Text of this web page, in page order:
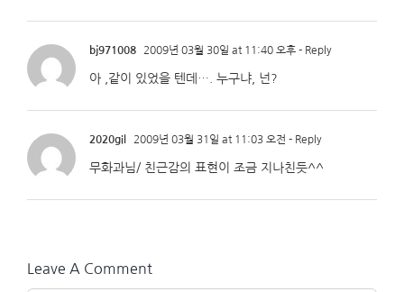
bj971008 2009년 03월 30일 at 11:40 오후 - Reply
아 ,같이 있었을 텐데…. 누구냐, 넌?
2020gil 2009년 03월 31일 at 11:03 오전 - Reply
무화과님/ 친근감의 표현이 조금 지나친듯^^
Leave A Comment